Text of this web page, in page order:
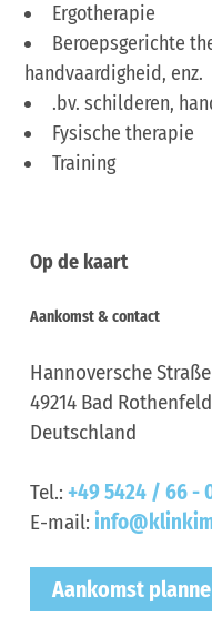
Ergotherapie
Beroepsgerichte
handvaardigheid, enz.
.bv. schilderen,
Fysische therapie
Training
Op de kaart
Aankomst & contact
Hannoversche
49214 Bad
Deutschland
Tel.: +49 5424 / 66 -
E-mail:
Aankomst